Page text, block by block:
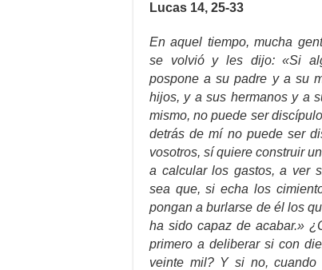
Lucas 14, 25-33
En aquel tiempo, mucha
se volvió y les dijo: «Si
pospone a su padre y a su
hijos, y a sus hermanos y a
mismo, no puede ser
detrás de mí no puede ser
vosotros, sí quiere construir
a calcular los gastos, a ver
sea que, si echa los
pongan a burlarse de él los
ha sido capaz de acabar.»
primero a deliberar si con
veinte mil? Y si no,